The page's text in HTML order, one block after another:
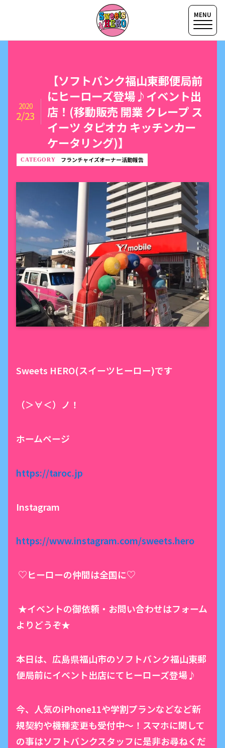
【ソフトバンク福山東郵便局前
にヒーローズ登場♪イベント出
店！(移動販売 開業 クレープ ス
イーツ タピオカ キッチンカー
ケータリング)】
2020
2/23
フランチャイズオーナー活動報告
Sweets HERO(スイーツヒーロー)です
（＞∀＜）ノ！
ホームページ
https://taroc.jp
Instagram
https://www.instagram.com/sweets.hero
♡ヒーローの仲間は全国に♡
★イベントの御依頼・お問い合わせはフォーム
よりどうぞ★
本日は、広島県福山市のソフトバンク福山東郵
便局前にイベント出店にてヒーローズ登場♪
今、人気のiPhone11や学割プランなどなど新
規契約や機種変更も受付中〜！スマホに関して
の事はソフトバンクスタッフに是非お尋ねくだ